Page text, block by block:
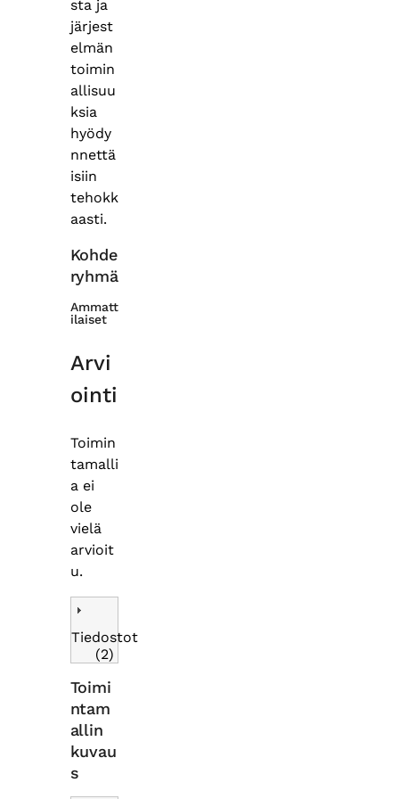
sta ja
järjest
elmän
toimin
allisuu
ksia
hyödy
nnettä
isiin
tehokk
aasti.
Kohde
ryhmä
Ammatt
ilaiset
Arvi
ointi
Toimin
tamalli
a ei
ole
vielä
arvioit
u.
Tiedostot
(2)
Toimi
ntam
allin
kuvau
s